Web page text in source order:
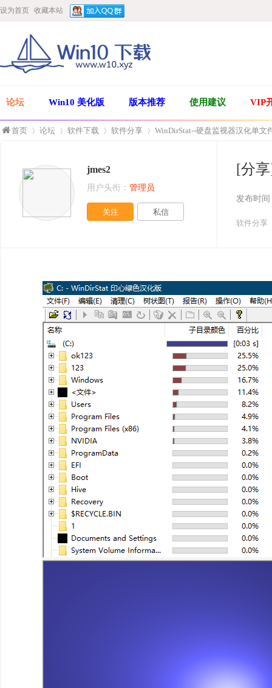
设为首页 收藏本站
论坛 Win10 美化版 版本推荐 使用建议 VIP
首页
»
论坛 软件下载
›
软件分享
›
WinDirStat--硬盘监视器汉化单文
[分
发布时间
软件分享
jmes2
用户头衔： 管理员
关注 私信